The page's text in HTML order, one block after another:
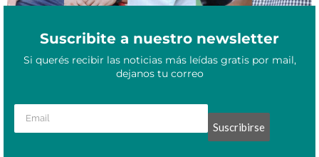
Suscribite a nuestro newsletter
Si querés recibir las noticias más leídas gratis por mail,
dejanos tu correo
Suscribirse